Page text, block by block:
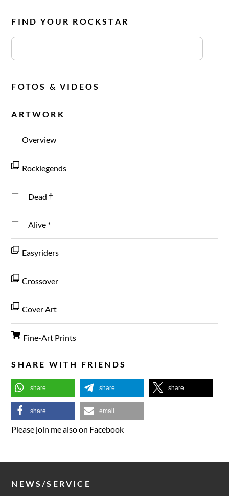
FIND YOUR ROCKSTAR
FOTOS & VIDEOS
ARTWORK
Overview
Rocklegends
Dead †
Alive *
Easyriders
Crossover
Cover Art
Fine-Art Prints
SHARE WITH FRIENDS
share share share
share email
Please join me also on Facebook
NEWS/SERVICE